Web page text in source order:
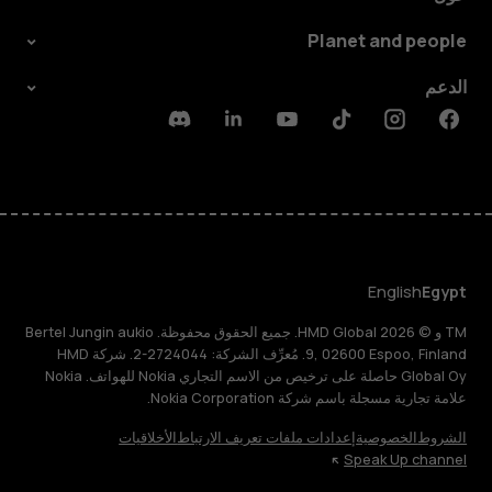
Planet and people
الدعم
Facebook
Instagram
Tiktok
Youtube
Linkedin
Discord
Egypt
English
TM و © 2026 HMD Global. جميع الحقوق محفوظة. Bertel Jungin aukio
9, 02600 Espoo, Finland. مُعرِّف الشركة: 2724044-2. شركة HMD
Global Oy حاصلة على ترخيص من الاسم التجاري Nokia للهواتف. Nokia
علامة تجارية مسجلة باسم شركة Nokia Corporation.
الشروطالخصوصيةإعدادات ملفات تعريف الارتباطالأخلاقيات
Speak Up channel